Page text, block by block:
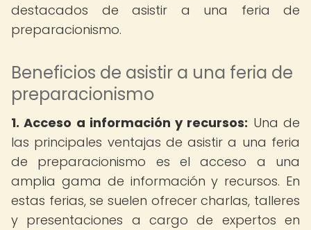
destacados de asistir a una feria de
preparacionismo.
Beneficios de asistir a una feria de
preparacionismo
1. Acceso a información y recursos: Una de
las principales ventajas de asistir a una feria
de preparacionismo es el acceso a una
amplia gama de información y recursos. En
estas ferias, se suelen ofrecer charlas, talleres
y presentaciones a cargo de expertos en